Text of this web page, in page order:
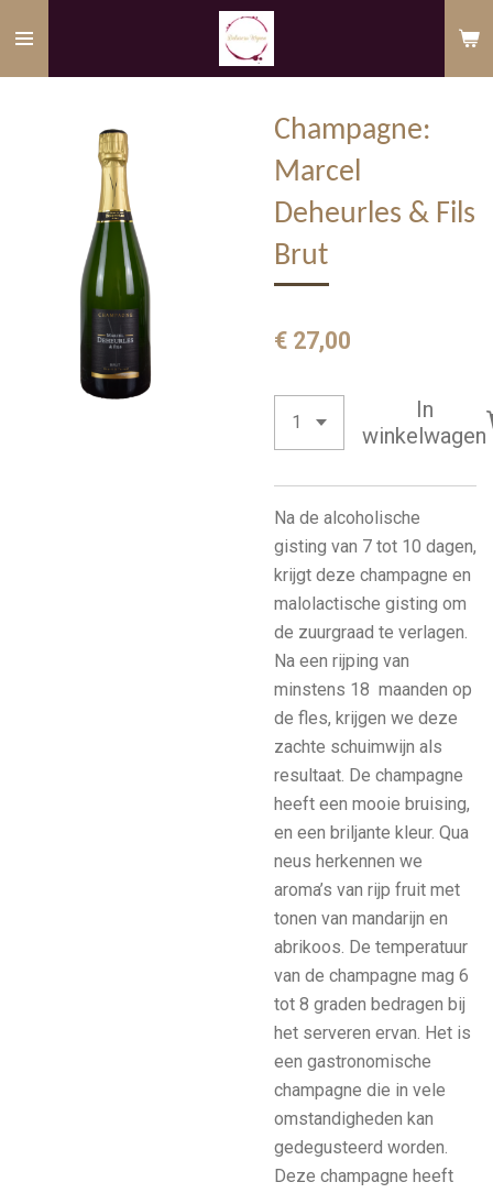
naar
hoofdinhoud
Champagne:
Marcel
Deheurles & Fils
Brut
€ 27,00
In
winkelwagen
Na de alcoholische
gisting van 7 tot 10 dagen,
krijgt deze champagne en
malolactische gisting om
de zuurgraad te verlagen.
Na een rijping van
minstens 18 maanden op
de fles, krijgen we deze
zachte schuimwijn als
resultaat. De champagne
heeft een mooie bruising,
en een briljante kleur. Qua
neus herkennen we
aroma’s van rijp fruit met
tonen van mandarijn en
abrikoos. De temperatuur
van de champagne mag 6
tot 8 graden bedragen bij
het serveren ervan. Het is
een gastronomische
champagne die in vele
omstandigheden kan
gedegusteerd worden.
Deze champagne heeft